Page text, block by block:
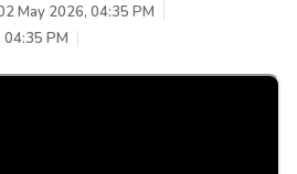
May 2026, 04:35 PM
PM